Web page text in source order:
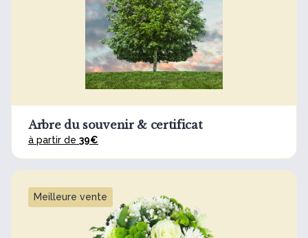
Arbre du souvenir & certificat
à partir de 39€
Meilleure vente